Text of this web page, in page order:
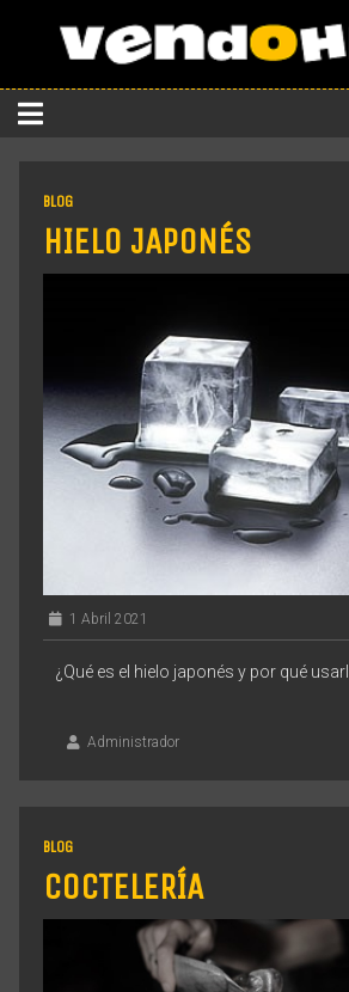
HIELO JAPONÉS
BLOG
Administrador
1 Abril 2021
¿Qué es el hielo japonés y por qué
COCTELERÍA
BLOG